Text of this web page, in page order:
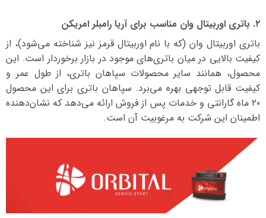
۲. باتری اوربیتال وان مناسب برای آریا رامبلر امریکن
باتری اوربیتال وان (که با نام اوربیتال قرمز نیز شناخته می‌شود)، از
کیفیت بالایی در میان باتری‌های موجود در بازار برخوردار است. این
محصول، همانند سایر محصولات سپاهان باتری، از طول عمر و
کیفیت قابل توجهی بهره می‌برد. سپاهان باتری برای این محصول
۲۰ ماه گارانتی و خدمات پس از فروش ارائه می‌دهد که نشان‌دهنده
اطمینان این شرکت به مرغوبیت آن است.